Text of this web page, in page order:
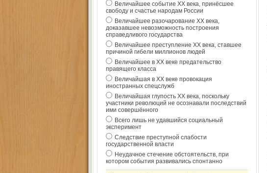
Величайшее событие ХХ века, принёсшее
свободу и счастье народам России
Величайшее разочарование ХХ века,
доказавшее невозможность построения
справедливого государства
Величайшее преступление ХХ века, ставшее
причиной гибели миллионов людей
Величайшее в ХХ веке предательство
правящего класса
Величайшая в ХХ веке провокация
иностранных спецслужб
Величайшая глупость ХХ века, поскольку
участники революций не осознавали последствий
ими совершённого
Всего лишь не удавшийся социальный
эксперимент
Следствие преступной слабости
государственной власти
Неудачное стечение обстоятельств, при
котором события развивались спонтанно